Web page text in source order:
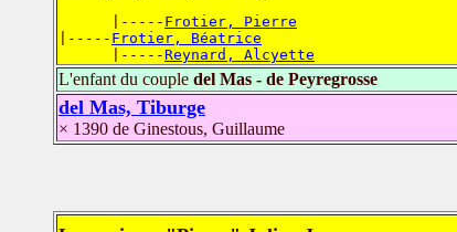
      |-----
Frotier, Pierre
|----- Frotier, Béatrice
      |-----
Reynard, Alcyette
L'enfant du couple del Mas - de Peyregrosse
del Mas, Tiburge
× 1390 de Ginestous, Guillaume